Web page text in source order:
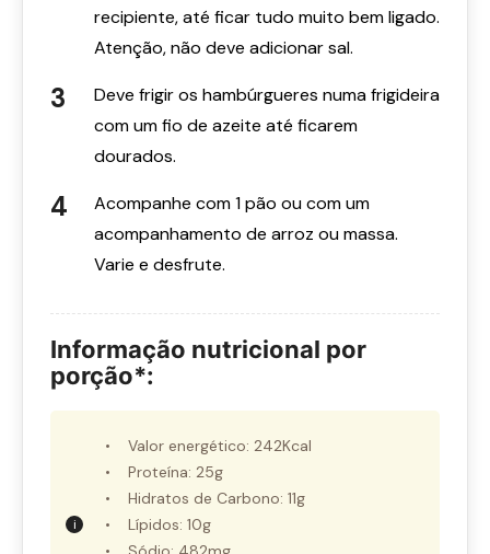
recipiente, até ficar tudo muito bem ligado.
Atenção, não deve adicionar sal.
Deve frigir os hambúrgueres numa frigideira
com um fio de azeite até ficarem
dourados.
Acompanhe com 1 pão ou com um
acompanhamento de arroz ou massa.
Varie e desfrute.
Informação nutricional por
porção*:
• Valor energético: 242Kcal
• Proteína: 25g
• Hidratos de Carbono: 11g
• Lípidos: 10g